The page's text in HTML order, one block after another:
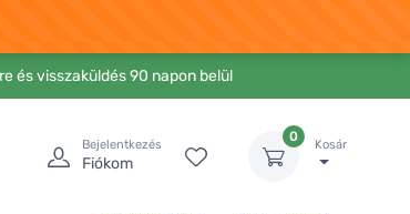
és visszaküldés 90 napon belül
Bejelentkezés
Fiókom
0
Kosár